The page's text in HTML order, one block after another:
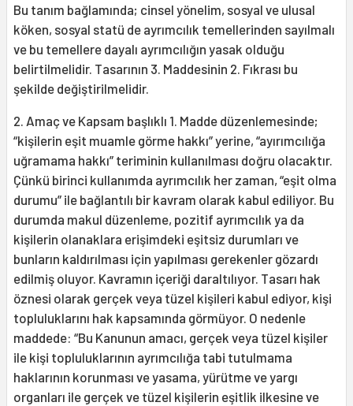
Bu tanım bağlamında; cinsel yönelim, sosyal ve ulusal
köken, sosyal statü de ayrımcılık temellerinden sayılmalı
ve bu temellere dayalı ayrımcılığın yasak olduğu
belirtilmelidir. Tasarının 3. Maddesinin 2. Fıkrası bu
şekilde değiştirilmelidir.
2. Amaç ve Kapsam başlıklı 1. Madde düzenlemesinde;
“kişilerin eşit muamle görme hakkı” yerine, “ayırımcılığa
uğramama hakkı” teriminin kullanılması doğru olacaktır.
Çünkü birinci kullanımda ayrımcılık her zaman, “eşit olma
durumu” ile bağlantılı bir kavram olarak kabul ediliyor. Bu
durumda makul düzenleme, pozitif ayrımcılık ya da
kişilerin olanaklara erişimdeki eşitsiz durumları ve
bunların kaldırılması için yapılması gerekenler gözardı
edilmiş oluyor. Kavramın içeriği daraltılıyor. Tasarı hak
öznesi olarak gerçek veya tüzel kişileri kabul ediyor, kişi
topluluklarını hak kapsamında görmüyor. O nedenle
maddede: “Bu Kanunun amacı, gerçek veya tüzel kişiler
ile kişi topluluklarının ayrımcılığa tabi tutulmama
haklarının korunması ve yasama, yürütme ve yargı
organları ile gerçek ve tüzel kişilerin eşitlik ilkesine ve